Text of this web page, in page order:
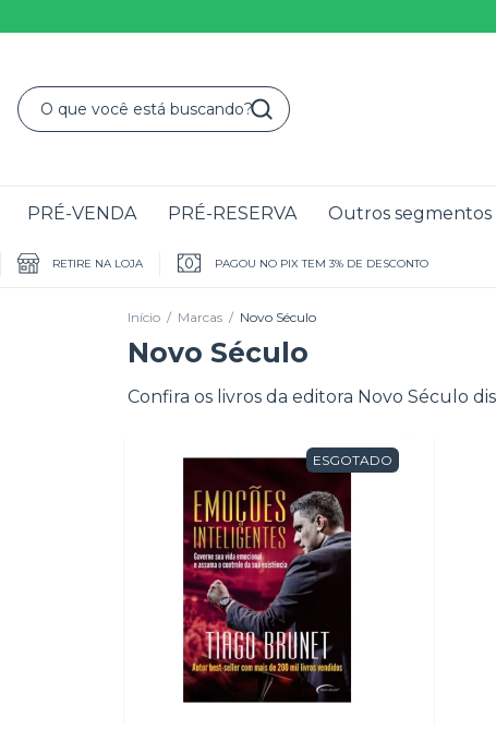
PRÉ-VENDA PRÉ-RESERVA Outros segmentos
RETIRE NA LOJA PAGOU NO PIX TEM 3% DE DESCONTO
Início / Marcas / Novo Século
Novo Século
Confira os livros da editora Novo Século
ESGOTADO